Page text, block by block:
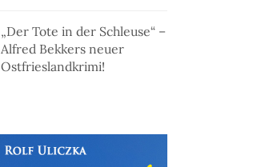
„Der Tote in der Schleuse“ –
Alfred Bekkers neuer
Ostfrieslandkrimi!